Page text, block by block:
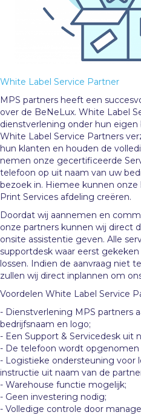
White Label Service Partner
MPS partners heeft een
over de BeNeLux. White Label
dienstverlening onder hun eigen
White Label Service Partners
hun klanten en houden de
nemen onze gecertificeerde
telefoon op uit naam van uw
bezoek in. Hiemee kunnen
Print Services afdeling creëren.
Doordat wij aannemen en
onze partners kunnen wij direct
onsite assistentie geven. Alle
supportdesk waar eerst
lossen. Indien de aanvraag niet
zullen wij direct inplannen om
Voordelen White Label Service
- Dienstverlening MPS partners
bedrijfsnaam en logo;
- Een Support & Servicedesk uit
- De telefoon wordt opgenomen
- Logistieke ondersteuning voor
instructie uit naam van de
- Warehouse functie mogelijk;
- Geen investering nodig;
- Volledige controle door